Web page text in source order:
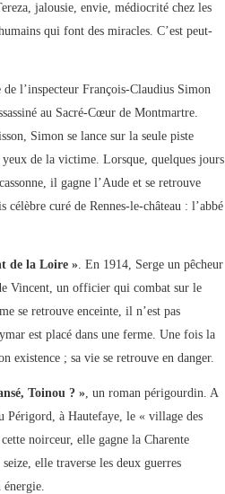
jalousie, envie, médiocrité chez les
qui font des miracles. C’est peut-
l’inspecteur François-Claudius Simon
au Sacré-Cœur de Montmartre.
Simon se lance sur la seule piste
yeux de la victime. Lorsque, quelques jours
il gagne l’Aude et se retrouve
curé de Rennes-le-château : l’abbé
de la Loire ». En 1914, Serge un pêcheur
Vincent, un officier qui combat sur le
se retrouve enceinte, il n’est pas
est placé dans une ferme. Une fois la
existence ; sa vie se retrouve en danger.
Toinou ? », un roman périgourdin. A
Périgord, à Hautefaye, le « village des
noirceur, elle gagne la Charente
elle traverse les deux guerres
énergie.